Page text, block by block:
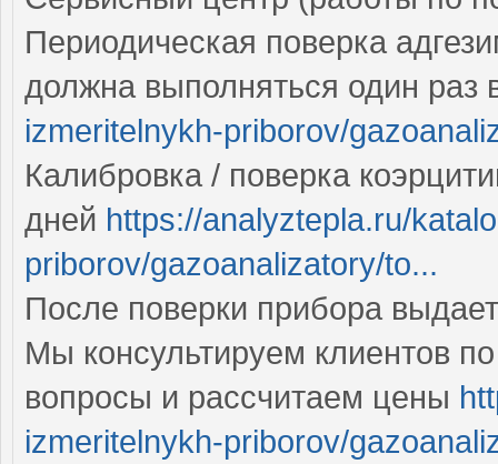
Периодическая поверка
должна выполняться один раз
izmeritelnykh-priborov/
Калибровка / поверка
дней https://analyztepla.ru/
priborov/gazoanalizatory/to...
После поверки прибора
Мы консультируем клиентов
вопросы и рассчитаем цены
izmeritelnykh-priborov/